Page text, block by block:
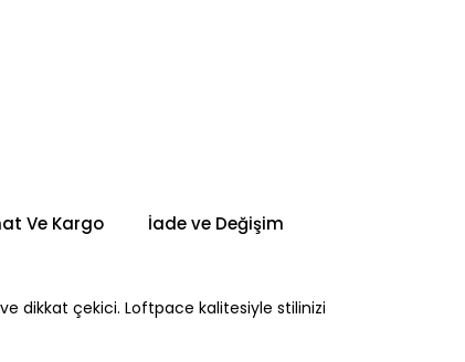
Ve Kargo İade ve Değişim
ve dikkat çekici. Loftpace kalitesiyle stilinizi